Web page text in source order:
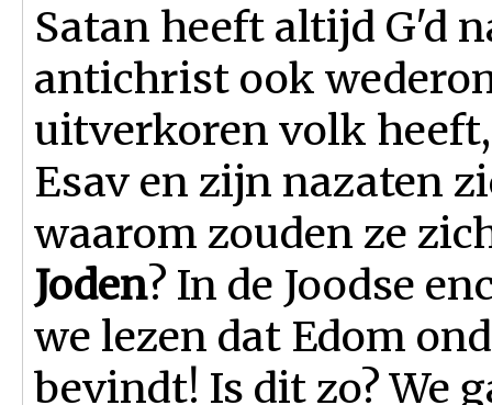
Satan heeft altijd G'd
antichrist ook
uitverkoren volk
Esav en zijn nazaten
waarom zouden ze
Joden? In de Joodse
we lezen dat Edom
bevindt! Is dit zo? We